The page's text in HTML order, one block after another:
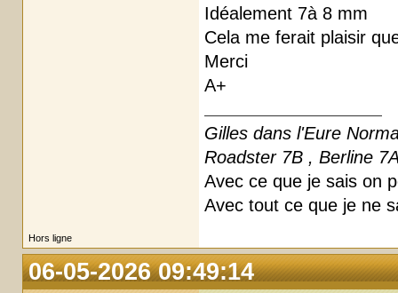
Idéalement 7à 8 mm
Cela me ferait plaisir
Merci
A+
Gilles dans l'Eure
Roadster 7B , Berline
Avec ce que je sais on
Avec tout ce que je ne
Hors ligne
06-05-2026 09:49:14